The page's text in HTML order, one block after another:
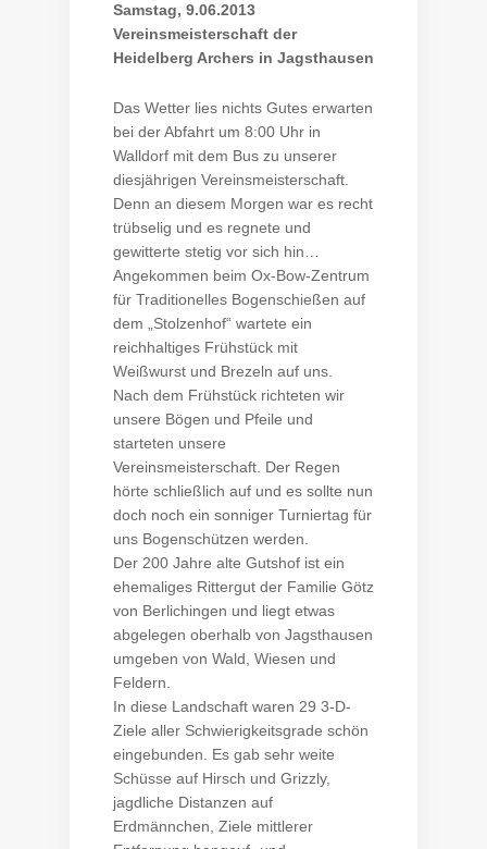
Samstag, 9.06.2013
Vereinsmeisterschaft der
Heidelberg Archers in Jagsthausen
Das Wetter lies nichts Gutes erwarten
bei der Abfahrt um 8:00 Uhr in
Walldorf mit dem Bus zu unserer
diesjährigen Vereinsmeisterschaft.
Denn an diesem Morgen war es recht
trübselig und es regnete und
gewitterte stetig vor sich hin…
Angekommen beim Ox-Bow-Zentrum
für Traditionelles Bogenschießen auf
dem „Stolzenhof“ wartete ein
reichhaltiges Frühstück mit
Weißwurst und Brezeln auf uns.
Nach dem Frühstück richteten wir
unsere Bögen und Pfeile und
starteten unsere
Vereinsmeisterschaft. Der Regen
hörte schließlich auf und es sollte nun
doch noch ein sonniger Turniertag für
uns Bogenschützen werden.
Der 200 Jahre alte Gutshof ist ein
ehemaliges Rittergut der Familie Götz
von Berlichingen und liegt etwas
abgelegen oberhalb von Jagsthausen
umgeben von Wald, Wiesen und
Feldern.
In diese Landschaft waren 29 3-D-
Ziele aller Schwierigkeitsgrade schön
eingebunden. Es gab sehr weite
Schüsse auf Hirsch und Grizzly,
jagdliche Distanzen auf
Erdmännchen, Ziele mittlerer